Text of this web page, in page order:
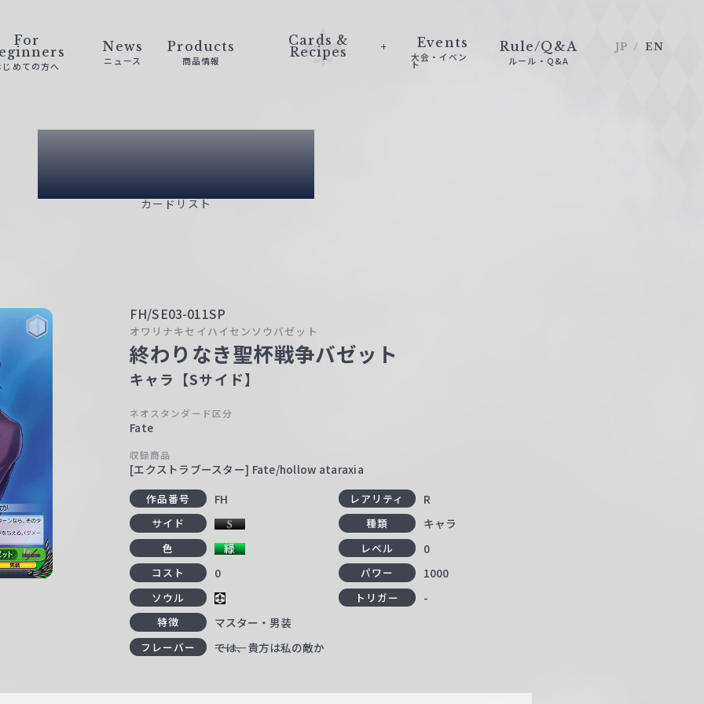
For
じめての方へ
News
ニュース
Products
商品情報
Cards &
Recipes
Events
大会・イベン
ト
Rule/Q&A
ルール・Q&A
JP EN
Card List
カードリスト
FH/SE03-011SP
オワリナキセイハイセンソウバゼット
終わりなき聖杯戦争バゼット
キャラ【Sサイド】
ネオスタンダード区分
Fate
収録商品
[エクストラブースター] Fate/hollow ataraxia
作品番号 FH レアリティ R
サイド 種類 キャラ
色 レベル 0
コスト 0 パワー 1000
ソウル トリガー -
特徴 マスター・男装
フレーバー ――――――では、貴方は私の敵か